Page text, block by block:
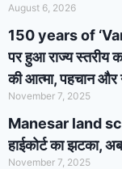
August 6, 2026
150 years of
पर हुआ राज्य स्तरीय
की आत्मा, पहचान और
November 7, 2025
Manesar land
हाईकोर्ट का झटका,
November 7, 2025